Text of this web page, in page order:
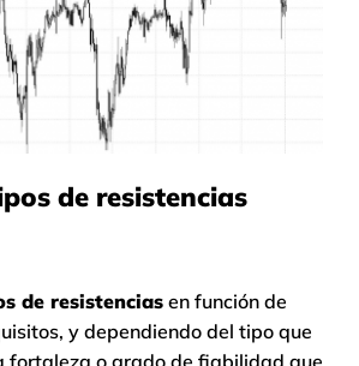
de resistencias
de resistencias en función de
y dependiendo del tipo que
fortaleza o grado de fiabilidad que